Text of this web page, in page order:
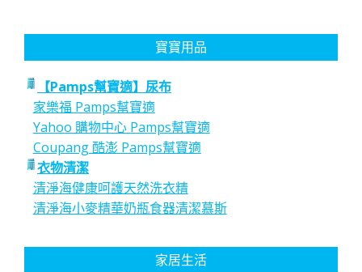
寶寶用品
【Pamps幫寶適】尿布
家樂福 Pamps幫寶適
Yahoo 購物中心 Pamps幫寶適
Coupang 酷澎 Pamps幫寶適
衣物清潔
清淨海健康呵護天然洗衣精
清淨海小麥精華奶瓶食器清潔慕斯
家居生活